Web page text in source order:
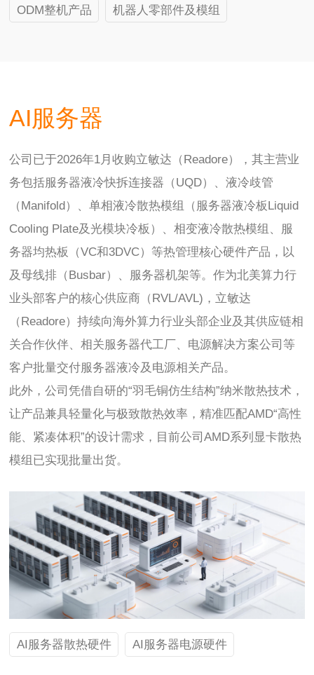
ODM整机产品 机器人零部件及模组
AI服务器
公司已于2026年1月收购立敏达（Readore），其主营业
务包括服务器液冷快拆连接器（UQD）、液冷歧管
（Manifold）、单相液冷散热模组（服务器液冷板Liquid
Cooling Plate及光模块冷板）、相变液冷散热模组、服
务器均热板（VC和3DVC）等热管理核心硬件产品，以
及母线排（Busbar）、服务器机架等。作为北美算力行
业头部客户的核心供应商（RVL/AVL)，立敏达
（Readore）持续向海外算力行业头部企业及其供应链相
关合作伙伴、相关服务器代工厂、电源解决方案公司等
客户批量交付服务器液冷及电源相关产品。
此外，公司凭借自研的“羽毛铜仿生结构”纳米散热技术，
让产品兼具轻量化与极致散热效率，精准匹配AMD“高性
能、紧凑体积”的设计需求，目前公司AMD系列显卡散热
模组已实现批量出货。
AI服务器散热硬件 AI服务器电源硬件